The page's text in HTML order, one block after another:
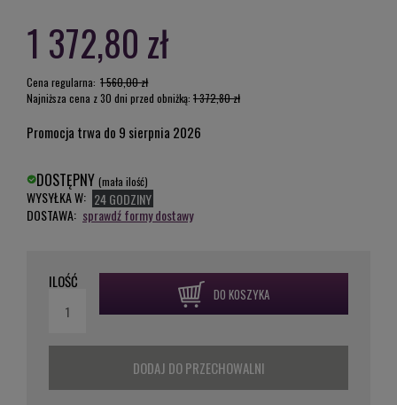
1 372,80 zł
Cena regularna: 1 560,00 zł
Najniższa cena z 30 dni przed obniżką: 1 372,80 zł
Promocja trwa do 9 sierpnia 2026
DOSTĘPNY (mała ilość)
WYSYŁKA W: 24 GODZINY
DOSTAWA: sprawdź formy dostawy
ILOŚĆ
DO KOSZYKA
DODAJ DO PRZECHOWALNI